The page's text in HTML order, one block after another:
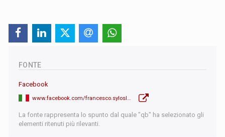
FONTE
Facebook
www.facebook.com/francesco.syloslabini
La fonte rappresenta lo spunto dal quale "qb" ha selezionato gli
elementi ritenuti più rilevanti.